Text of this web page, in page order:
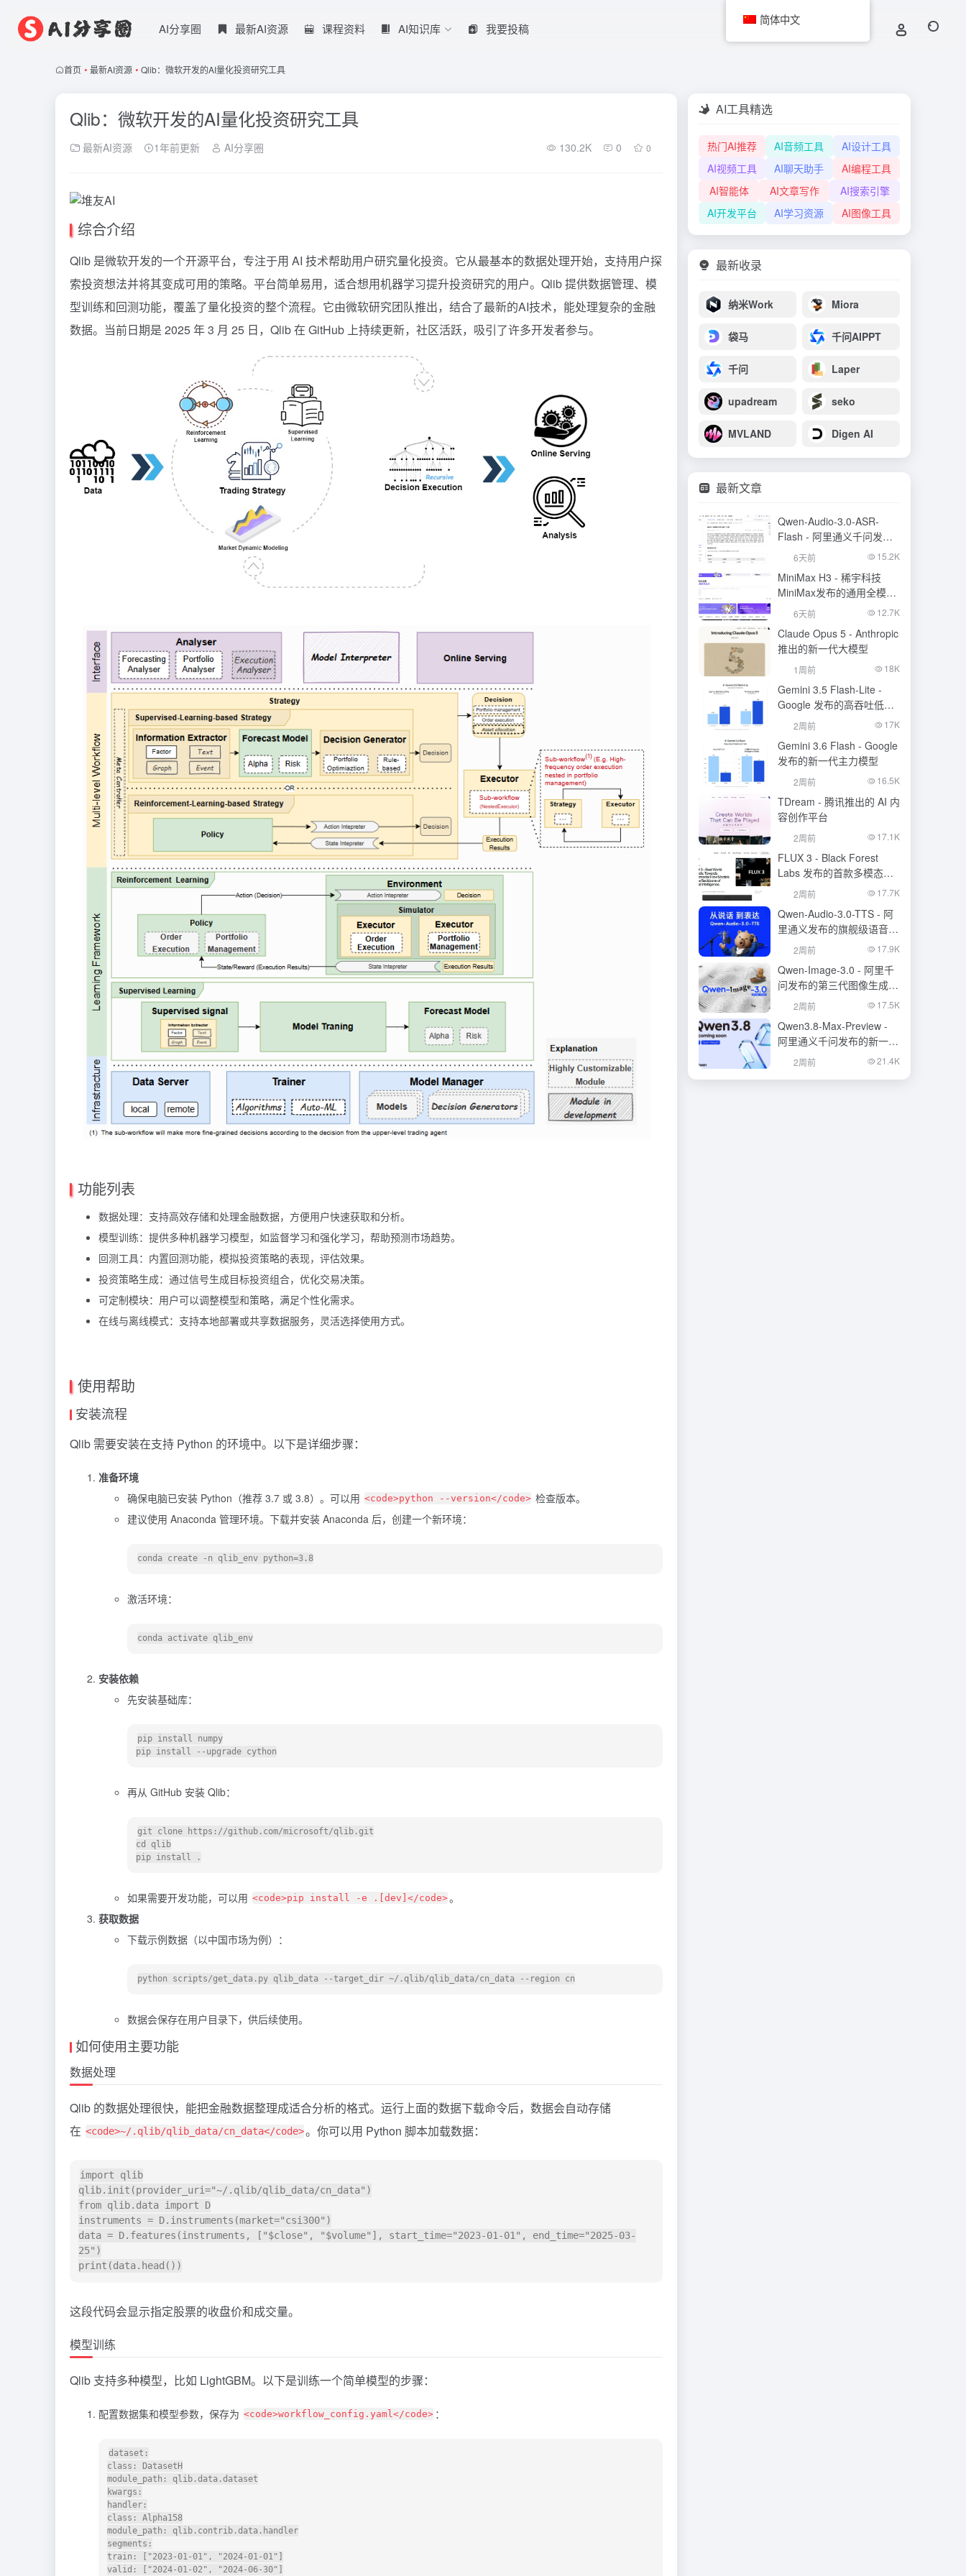
AI分享圈 最新AI资源 课程资料 AI知识库 我要投稿
首页 • 最新AI资源 • Qlib：微软开发的AI量化投资研究工具
Qlib：微软开发的AI量化投资研究工具
最新AI资源 1年前更新 AI分享圈 130.2K 0 0
综合介绍
Qlib 是微软开发的一个开源平台，专注于用 AI 技术帮助用户研究量化投资。它从最基本的数据处理开始，支持用户探
索投资想法并将其变成可用的策略。平台简单易用，适合想用机器学习提升投资研究的用户。Qlib 提供数据管理、模
型训练和回测功能，覆盖了量化投资的整个流程。它由微软研究团队推出，结合了最新的AI技术，能处理复杂的金融
数据。当前日期是 2025 年 3 月 25 日，Qlib 在 GitHub 上持续更新，社区活跃，吸引了许多开发者参与。
功能列表
数据处理：支持高效存储和处理金融数据，方便用户快速获取和分析。
模型训练：提供多种机器学习模型，如监督学习和强化学习，帮助预测市场趋势。
回测工具：内置回测功能，模拟投资策略的表现，评估效果。
投资策略生成：通过信号生成目标投资组合，优化交易决策。
可定制模块：用户可以调整模型和策略，满足个性化需求。
在线与离线模式：支持本地部署或共享数据服务，灵活选择使用方式。
使用帮助
安装流程
Qlib 需要安装在支持 Python 的环境中。以下是详细步骤：
准备环境
确保电脑已安装 Python（推荐 3.7 或 3.8）。可以用 <code>python --version</code> 检查版本。
建议使用 Anaconda 管理环境。下载并安装 Anaconda 后，创建一个新环境：
激活环境：
安装依赖
先安装基础库：
pip install numpy
再从 GitHub 安装 Qlib：
git clone https://github.com/microsoft/qlib.git
cd qlib
如果需要开发功能，可以用 <code>pip install -e .[dev]</code>。
获取数据
下载示例数据（以中国市场为例）：
数据会保存在用户目录下，供后续使用。
如何使用主要功能
数据处理
Qlib 的数据处理很快，能把金融数据整理成适合分析的格式。运行上面的数据下载命令后，数据会自动存储
在 <code>~/.qlib/qlib_data/cn_data</code>。你可以用 Python 脚本加载数据：
import qlib
qlib.init(provider_uri="~/.qlib/qlib_data/cn_data")
from qlib.data import D
instruments = D.instruments(market="csi300")
data = D.features(instruments, ["$close", "$volume"], start_time="2023-01-01", end_time="2025-03-
25")
这段代码会显示指定股票的收盘价和成交量。
模型训练
Qlib 支持多种模型，比如 LightGBM。以下是训练一个简单模型的步骤：
配置数据集和模型参数，保存为 <code>workflow_config.yaml</code> ：
dataset:
class: DatasetH
module_path: qlib.data.dataset
kwargs:
handler:
class: Alpha158
module_path: qlib.contrib.data.handler
segments:
train: ["2023-01-01", "2024-01-01"]
valid: ["2024-01-02", "2024-06-30"]
AI工具精选
热门AI推荐 AI音频工具
AI设计工具
AI视频工具
AI聊天助手
AI编程工具
AI智能体
AI文章写作
AI搜索引擎
AI开发平台
AI学习资源 AI图像工具
最新收录
纳米Work Miora
袋马 千问AIPPT
千问 Laper
upadream seko
MVLAND Digen AI
最新文章
Qwen-Audio-3.0-ASR-
Flash - 阿里通义千问发布
的语音识别大模型
6天前 15.2K
MiniMax H3 - 稀宇科技
MiniMax发布的通用全模态
生成模型
6天前 12.7K
Claude Opus 5 - Anthropic
推出的新一代大模型
1周前 18K
Gemini 3.5 Flash-Lite -
Google 发布的高吞吐低成
本模型
2周前 17K
Gemini 3.6 Flash - Google
发布的新一代主力模型
2周前 16.5K
TDream - 腾讯推出的 AI 内
容创作平台
2周前 17.1K
FLUX 3 - Black Forest
Labs 发布的首款多模态基
础模型
2周前 17.7K
Qwen-Audio-3.0-TTS - 阿
里通义发布的旗舰级语音合
成大模型
2周前 17.9K
Qwen-Image-3.0 - 阿里千
问发布的第三代图像生成基
础模型
2周前 17.5K
Qwen3.8-Max-Preview -
阿里通义千问发布的新一代
旗舰大模型
2周前 21.4K
简体中文